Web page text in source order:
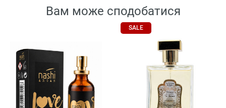
Вам може сподобатися
SALE